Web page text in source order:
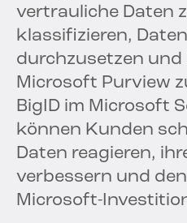
vertrauliche Daten
klassifizieren,
durchzusetzen und
Microsoft Purview
BigID im Microsoft
können Kunden
Daten reagieren,
verbessern und
Microsoft-